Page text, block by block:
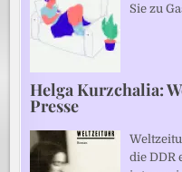
Sie zu
Helga Kurzchalia:
Presse
die DDR